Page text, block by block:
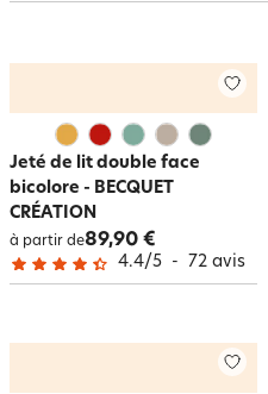
Jeté de lit double face
bicolore - BECQUET
CRÉATION
à partir de89,90 €
4.4/5 - 72 avis